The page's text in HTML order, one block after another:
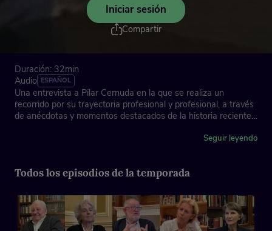
Iniciar sesión
Compartir
Duración: 32min
Audio ESPAÑOL
Una entrevista a Pilar Cernuda en la que se realiza un
recorrido por su trayectoria profesional y profesional, a través
de anécdotas y momentos destacados de la historia reciente
Dirección: José Antonio Piñero
Imagen y edición gráfica: Laura Ropero
Locución cabecera: Juan Ochoa y Tere Vilas
Seguir leyendo
Todos los episodios de la temporada